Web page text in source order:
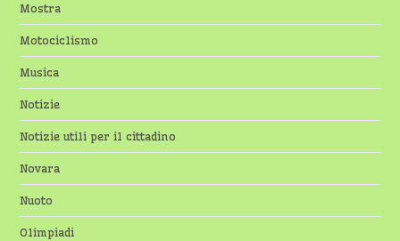
Mostra
Motociclismo
Musica
Notizie
Notizie utili per il cittadino
Novara
Nuoto
Olimpiadi